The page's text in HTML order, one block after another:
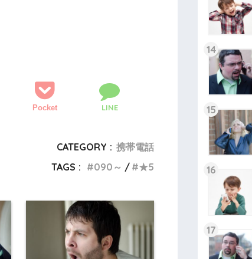
Pocket LINE
CATEGORY : 携帯電話
TAGS :
090～ ★5
14
15
16
17